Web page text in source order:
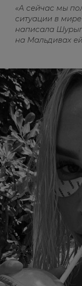
«А сейчас мы
ситуации в
написала
на Мальдивах